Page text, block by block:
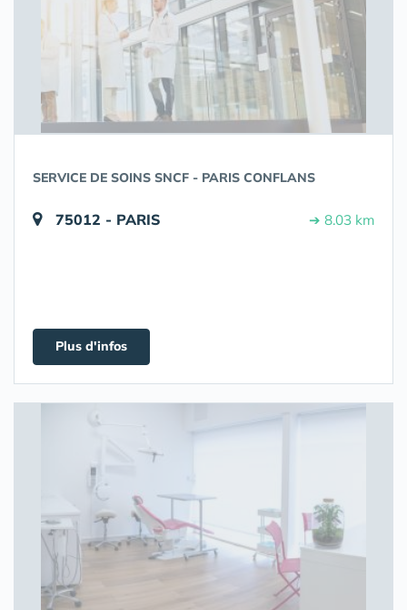
SERVICE DE SOINS SNCF - PARIS CONFLANS
75012 - PARIS ➔ 8.03 km
Plus d'infos